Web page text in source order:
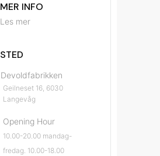
MER INFO
Les mer
STED
Devoldfabrikken
Geilneset 16, 6030
Langevåg
Opening Hour
10.00-20.00 mandag-
fredag. 10.00-18.00